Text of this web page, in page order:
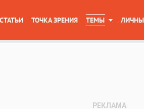
СТАТЬИ ТОЧКА ЗРЕНИЯ ТЕМЫ